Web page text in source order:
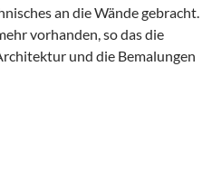
an die Wände gebracht.
vorhanden, so das die
und die Bemalungen